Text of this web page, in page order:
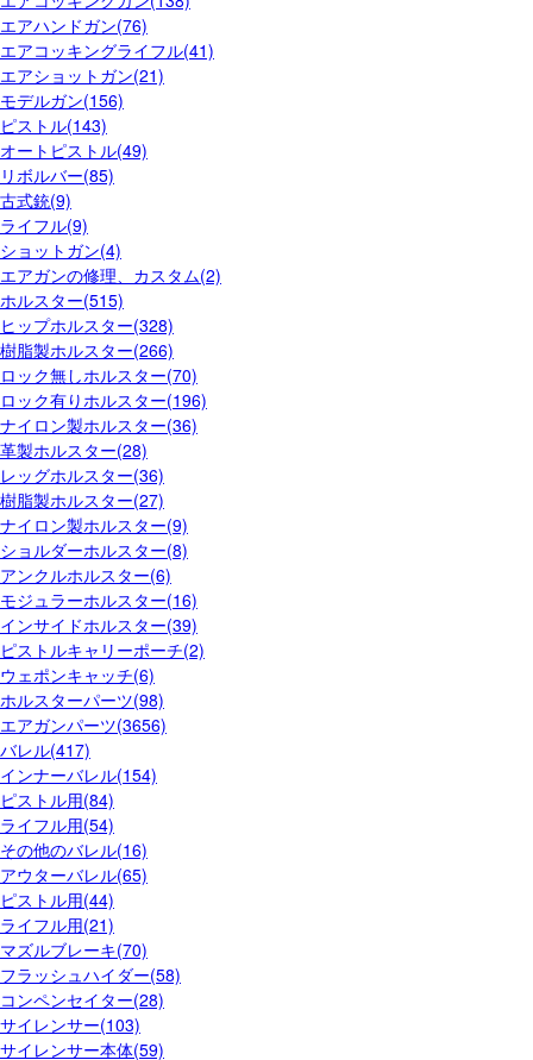
エアハンドガン(76)
エアコッキングライフル(41)
エアショットガン(21)
モデルガン(156)
ピストル(143)
オートピストル(49)
リボルバー(85)
古式銃(9)
ライフル(9)
ショットガン(4)
エアガンの修理、カスタム(2)
ホルスター(515)
ヒップホルスター(328)
樹脂製ホルスター(266)
ロック無しホルスター(70)
ロック有りホルスター(196)
ナイロン製ホルスター(36)
革製ホルスター(28)
レッグホルスター(36)
樹脂製ホルスター(27)
ナイロン製ホルスター(9)
ショルダーホルスター(8)
アンクルホルスター(6)
モジュラーホルスター(16)
インサイドホルスター(39)
ピストルキャリーポーチ(2)
ウェポンキャッチ(6)
ホルスターパーツ(98)
エアガンパーツ(3656)
バレル(417)
インナーバレル(154)
ピストル用(84)
ライフル用(54)
その他のバレル(16)
アウターバレル(65)
ピストル用(44)
ライフル用(21)
マズルブレーキ(70)
フラッシュハイダー(58)
コンペンセイター(28)
サイレンサー(103)
サイレンサー本体(59)